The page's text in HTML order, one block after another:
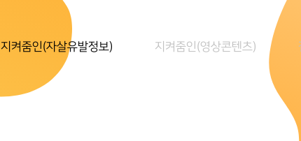
지켜줌인(자살유발정보) 지켜줌인(영상콘텐츠)